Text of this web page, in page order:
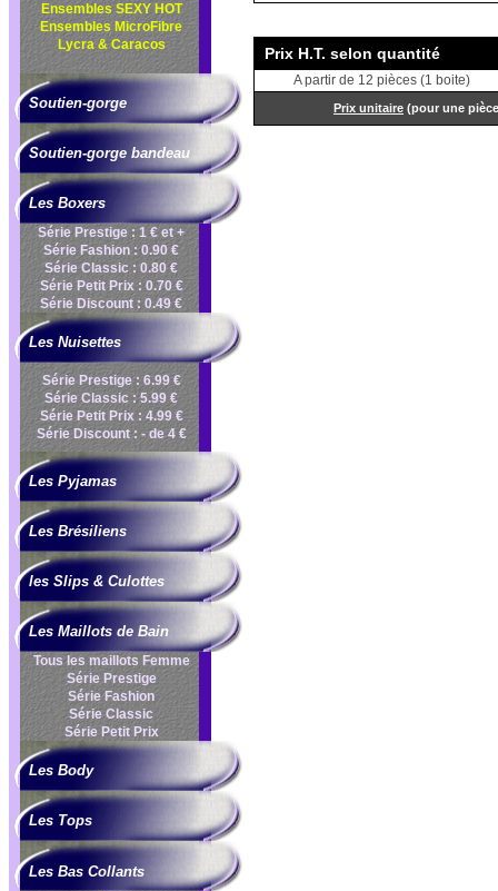
Ensembles SEXY HOT
Ensembles MicroFibre
Lycra & Caracos
Soutien-gorge
Soutien-gorge bandeau
Les Boxers
Série Prestige : 1 € et +
Série Fashion : 0.90 €
Série Classic : 0.80 €
Série Petit Prix : 0.70 €
Série Discount : 0.49 €
Les Nuisettes
Série Prestige : 6.99 €
Série Classic : 5.99 €
Série Petit Prix : 4.99 €
Série Discount : - de 4 €
Les Pyjamas
Les Brésiliens
les Slips & Culottes
Les Maillots de Bain
Tous les maillots Femme
Série Prestige
Série Fashion
Série Classic
Série Petit Prix
Les Body
Les Tops
Les Bas Collants
Prix H.T. selon quantité
A partir de 12 pièces (1 boite)
Prix unitaire (pour une